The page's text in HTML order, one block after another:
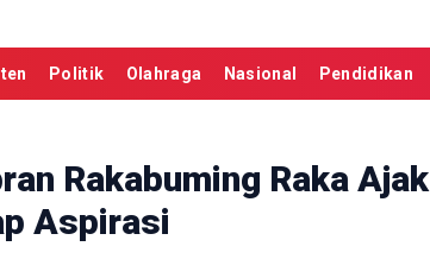
Politik Olahraga Nasional Pendidikan
Rakabuming Raka Ajak
Aspirasi